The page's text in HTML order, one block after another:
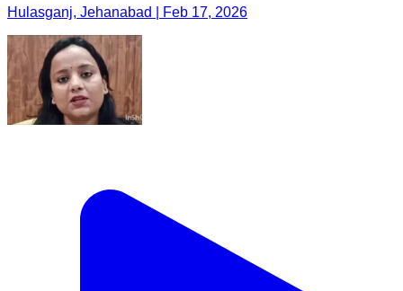
Hulasganj, Jehanabad | Feb 17, 2026